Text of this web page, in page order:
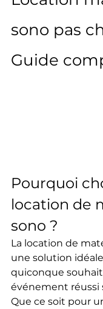
sono pas
Guide
Pourquoi
location de
sono ?
La location de
une solution
quiconque
événement réussi
Que ce soit pour